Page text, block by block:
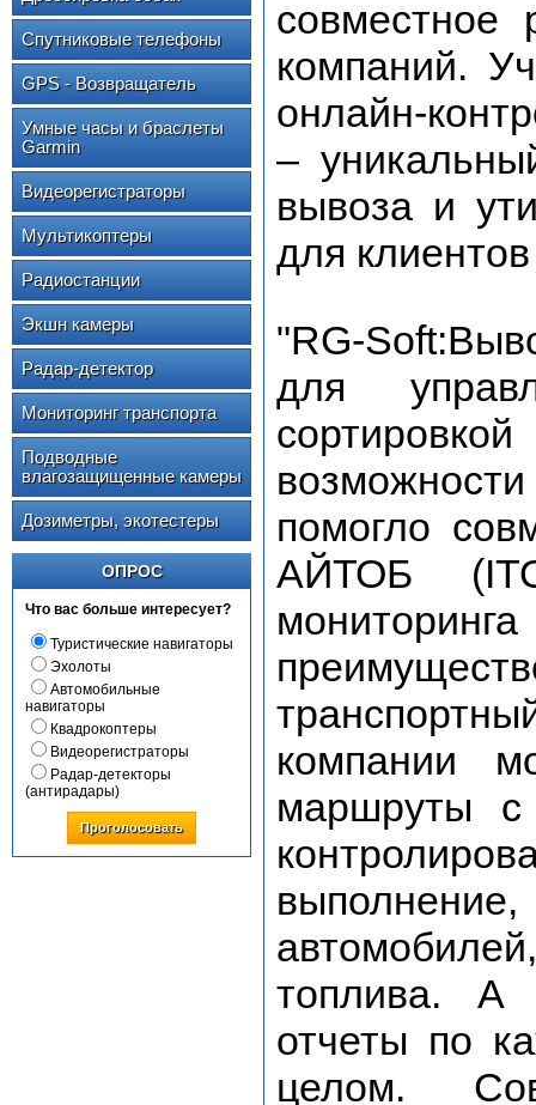
Спутниковые телефоны
GPS - Возвращатель
Умные часы и браслеты
Garmin
Видеорегистраторы
Мультикоптеры
Радиостанции
Экшн камеры
Радар-детектор
Мониторинг транспорта
Подводные
влагозащищенные камеры
Дозиметры, экотестеры
ОПРОС
Что вас больше интересует?
Туристические навигаторы
Эхолоты
Автомобильные
навигаторы
Квадрокоптеры
Видеорегистраторы
Радар-детекторы
(антирадары)
Проголосовать
совместное
компаний.
онлайн-
–
вывоза и
для
"RG-
для
помогло
АЙТОБ
компании
маршруты с
топлива. А
отчеты по
целом.